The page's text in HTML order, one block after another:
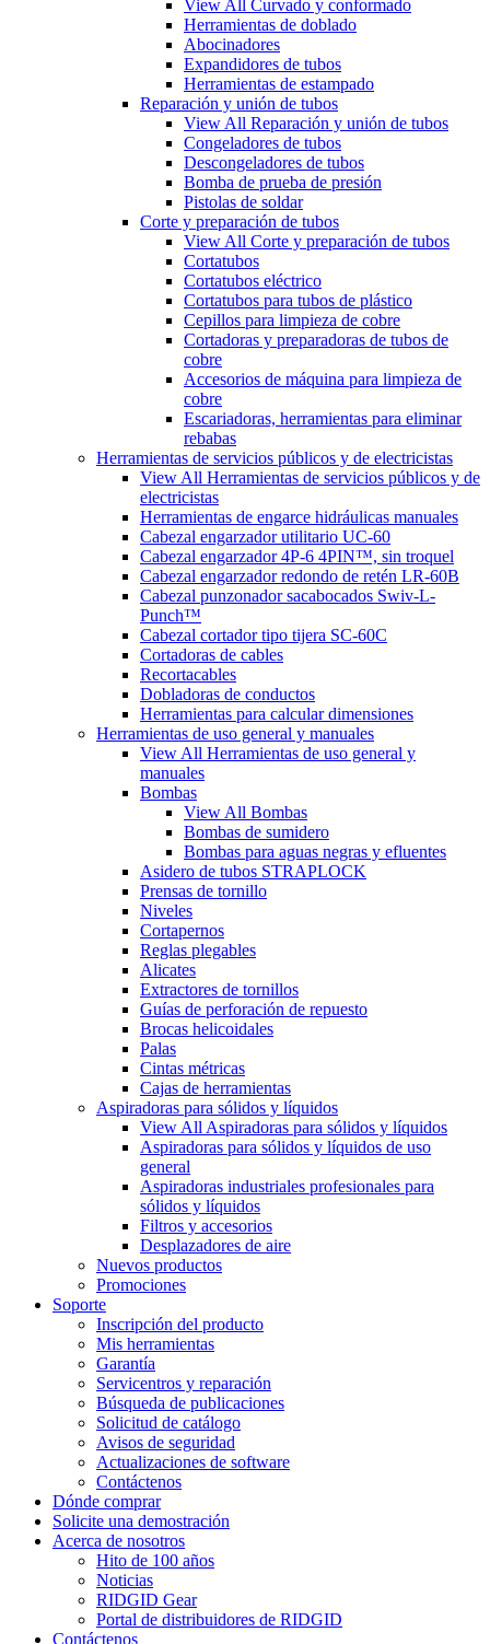
View All Curvado y conformado
Herramientas de doblado
Abocinadores
Expandidores de tubos
Herramientas de estampado
Reparación y unión de tubos
View All Reparación y unión de tubos
Congeladores de tubos
Descongeladores de tubos
Bomba de prueba de presión
Pistolas de soldar
Corte y preparación de tubos
View All Corte y preparación de tubos
Cortatubos
Cortatubos eléctrico
Cortatubos para tubos de plástico
Cepillos para limpieza de cobre
Cortadoras y preparadoras de tubos de
cobre
Accesorios de máquina para limpieza de
cobre
Escariadoras, herramientas para eliminar
rebabas
Herramientas de servicios públicos y de electricistas
View All Herramientas de servicios públicos y de
electricistas
Herramientas de engarce hidráulicas manuales
Cabezal engarzador utilitario UC-60
Cabezal engarzador 4P-6 4PIN™, sin troquel
Cabezal engarzador redondo de retén LR-60B
Cabezal punzonador sacabocados Swiv-L-
Punch™
Cabezal cortador tipo tijera SC-60C
Cortadoras de cables
Recortacables
Dobladoras de conductos
Herramientas para calcular dimensiones
Herramientas de uso general y manuales
View All Herramientas de uso general y
manuales
Bombas
View All Bombas
Bombas de sumidero
Bombas para aguas negras y efluentes
Asidero de tubos STRAPLOCK
Prensas de tornillo
Niveles
Cortapernos
Reglas plegables
Alicates
Extractores de tornillos
Guías de perforación de repuesto
Brocas helicoidales
Palas
Cintas métricas
Cajas de herramientas
Aspiradoras para sólidos y líquidos
View All Aspiradoras para sólidos y líquidos
Aspiradoras para sólidos y líquidos de uso
general
Aspiradoras industriales profesionales para
sólidos y líquidos
Filtros y accesorios
Desplazadores de aire
Nuevos productos
Promociones
Soporte
Inscripción del producto
Mis herramientas
Garantía
Servicentros y reparación
Búsqueda de publicaciones
Solicitud de catálogo
Avisos de seguridad
Actualizaciones de software
Contáctenos
Dónde comprar
Solicite una demostración
Acerca de nosotros
Hito de 100 años
Noticias
RIDGID Gear
Portal de distribuidores de RIDGID
Contáctenos